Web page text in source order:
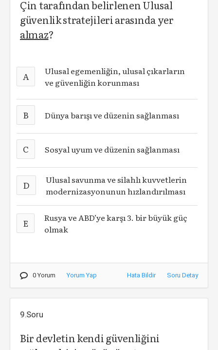
Çin tarafından belirlenen Ulusal
güvenlik stratejileri arasında yer
almaz?
A
Ulusal egemenliğin, ulusal çıkarların
ve güvenliğin korunması
B Dünya barışı ve düzenin sağlanması
C Sosyal uyum ve düzenin sağlanması
D
Ulusal savunma ve silahlı kuvvetlerin
modernizasyonunun hızlandırılması
E
Rusya ve ABD’ye karşı 3. bir büyük güç
olmak
0 Yorum Yorum Yap Hata Bildir Soru Detay
9.Soru
Bir devletin kendi güvenliğini